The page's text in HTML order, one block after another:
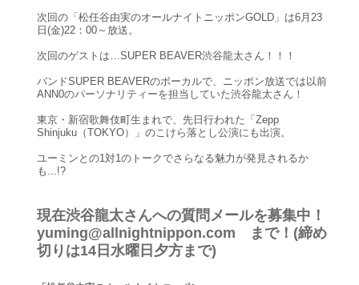
次回の「松任谷由実のオールナイトニッポンGOLD」は6月23
日(金)22：00～放送。
次回のゲストは…SUPER BEAVER渋谷龍太さん！！！
バンドSUPER BEAVERのボーカルで、ニッポン放送では以前
ANN0のパーソナリティーを担当していた渋谷龍太さん！
東京・新宿歌舞伎町生まれで、先日行われた「Zepp
Shinjuku（TOKYO）」のこけら落とし公演にも出演。
ユーミンとの1対1のトークでさらなる魅力が発見されるか
も...!?
現在渋谷龍太さんへの質問メールを募集中！
yuming@allnightnippon.com まで！(締め
切りは14日水曜日夕方まで)